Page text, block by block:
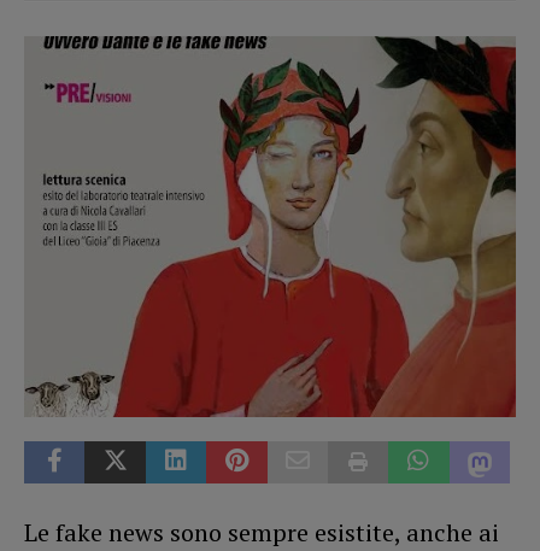
Le fake news sono sempre esistite, anche ai